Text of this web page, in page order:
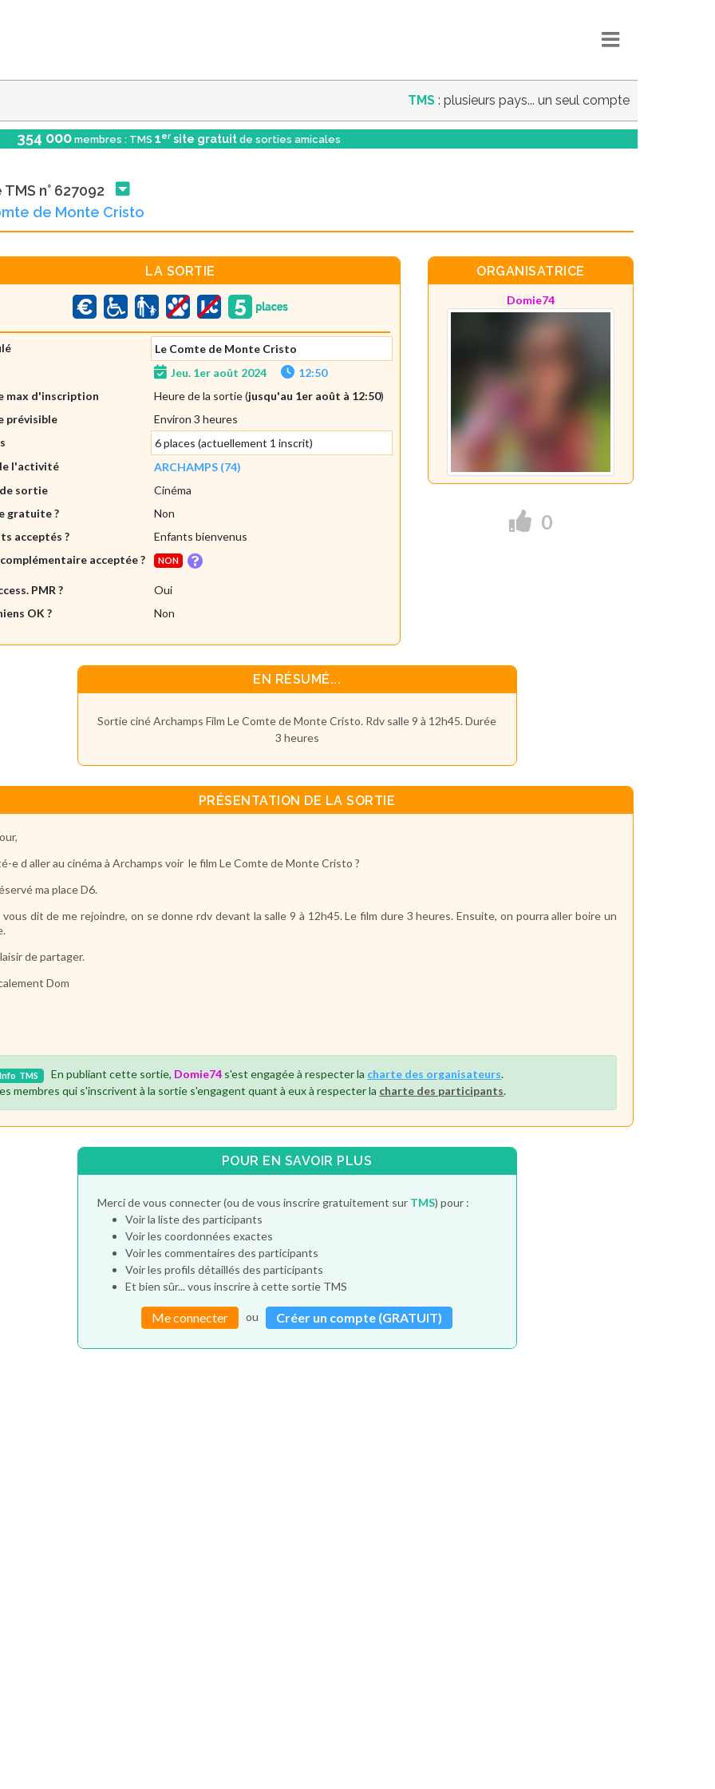
TMS : plusieurs pays... un seul compte
354 000 membres : TMS 1er site gratuit de sorties amicales
n° 627092
de Monte Cristo
LA SORTIE
Le Comte de Monte Cristo
Jeu. 1er août 2024
12:50
max d'inscription
Heure de la sortie (jusqu'au 1er août à 12:50)
prévisible
Environ 3 heures
6 places (actuellement 1 inscrit)
l'activité
ARCHAMPS (74)
sortie
Cinéma
gratuite ?
Non
acceptés ?
Enfants bienvenus
acceptée ?
NON
PMR ?
Oui
OK ?
Non
ORGANISATRICE
Domie74
0
EN RÉSUMÉ...
Sortie ciné Archamps Film Le Comte de Monte Cristo. Rdv salle 9 à 12h45. Durée
3 heures
PRÉSENTATION DE LA SORTIE
e d aller au cinéma à Archamps voir le film Le Comte de Monte Cristo ?
ma place D6.
vous dit de me rejoindre, on se donne rdv devant la salle 9 à 12h45. Le film dure 3 heures. Ensuite, on pourra aller boire un
de partager.
Dom
TMS En publiant cette sortie, Domie74 s'est engagée à respecter la charte des organisateurs.
membres qui s'inscrivent à la sortie s'engagent quant à eux à respecter la charte des participants.
POUR EN SAVOIR PLUS
Merci de vous connecter (ou de vous inscrire gratuitement sur TMS) pour :
Voir la liste des participants
Voir les coordonnées exactes
Voir les commentaires des participants
Voir les profils détaillés des participants
Et bien sûr... vous inscrire à cette sortie TMS
Me connecter ou Créer un compte (GRATUIT)